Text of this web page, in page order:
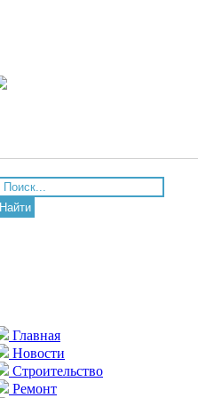
Найти
Главная
Новости
Строительство
Ремонт